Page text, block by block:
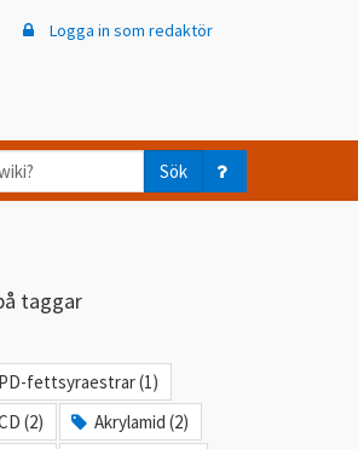
Logga in som redaktör
Sök
taggar
fettsyraestrar (1)
(2)
Akrylamid (2)